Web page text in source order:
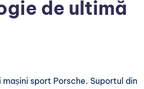
de ultimă
sport Porsche. Suportul din